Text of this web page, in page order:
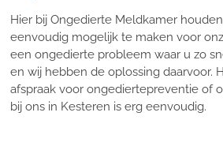
Hier bij Ongedierte Meldkamer
eenvoudig mogelijk te maken voor
een ongedierte probleem waar u zo
en wij hebben de oplossing daarvoor.
afspraak voor ongediertepreventie of
bij ons in Kesteren is erg eenvoudig.